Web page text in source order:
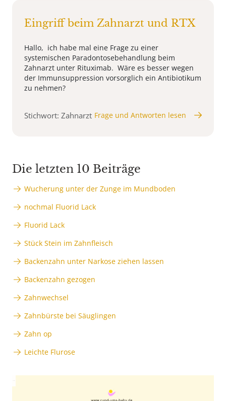
Eingriff beim Zahnarzt und RTX
Hallo, ich habe mal eine Frage zu einer
systemischen Paradontosebehandlung beim
Zahnarzt unter Rituximab. Wäre es besser wegen
der Immunsuppression vorsorglich ein Antibiotikum
zu nehmen?
Stichwort: Zahnarzt Frage und Antworten lesen
Die letzten 10 Beiträge
Wucherung unter der Zunge im Mundboden
nochmal Fluorid Lack
Fluorid Lack
Stück Stein im Zahnfleisch
Backenzahn unter Narkose ziehen lassen
Backenzahn gezogen
Zahnwechsel
Zahnbürste bei Säuglingen
Zahn op
Leichte Flurose